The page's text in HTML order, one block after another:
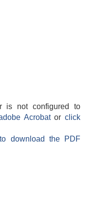
is not configured to
Acrobatorclick
download the PDF